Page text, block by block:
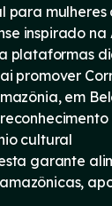
para
inspirado
plataformas
promover
em
cultural
garante